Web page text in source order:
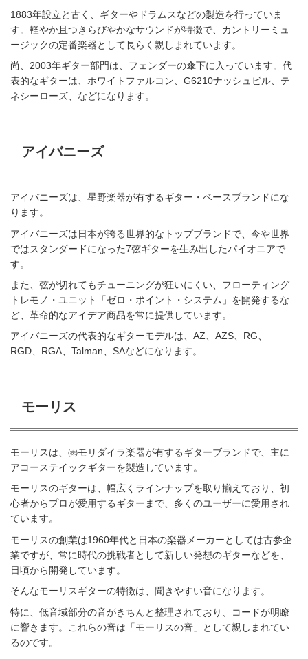
1883年設立と古く、ギターやドラムスなどの製造を行っていま
す。軽やか且つきらびやかなサウンドが特徴で、カントリーミュ
ージックの定番楽器として長らく親しまれています。
尚、2003年ギター部門は、フェンダーの傘下に入っています。代
表的なギターは、ホワイトファルコン、G6210ナッシュビル、テ
ネシーローズ、などになります。
アイバニーズ
アイバニーズは、星野楽器が有するギター・ベースブランドにな
ります。
アイバニーズは日本が誇る世界的なトップブランドで、今や世界
ではスタンダードになった7弦ギターを生み出したパイオニアで
す。
また、弦が切れてもチューニングが狂いにくい、フローティング
トレモノ・ユニット「ゼロ・ポイント・システム」を開発するな
ど、革命的なアイデア商品を常に提供しています。
アイバニーズの代表的なギターモデルは、AZ、AZS、RG、
RGD、RGA、Talman、SAなどになります。
モーリス
モーリスは、㈱モリダイラ楽器が有するギターブランドで、主に
アコーステイックギターを製造しています。
モーリスのギターは、幅広くラインナップを取り揃えており、初
心者からプロが愛用するギターまで、多くのユーザーに愛用され
ています。
モーリスの創業は1960年代と日本の楽器メーカーとしては古参企
業ですが、常に時代の挑戦者として新しい発想のギターなどを、
日頃から開発しています。
そんなモーリスギターの特徴は、聞きやすい音になります。
特に、低音域部分の音がきちんと整理されており、コードが明瞭
に響きます。これらの音は「モーリスの音」として親しまれてい
るのです。